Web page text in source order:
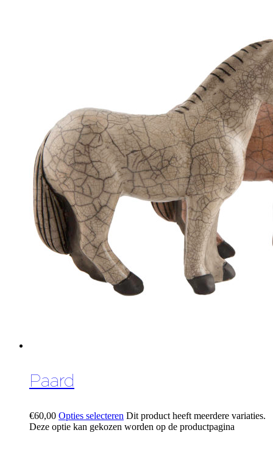
Paard
€60,00 Opties selecteren Dit product heeft meerdere variaties.
Deze optie kan gekozen worden op de productpagina